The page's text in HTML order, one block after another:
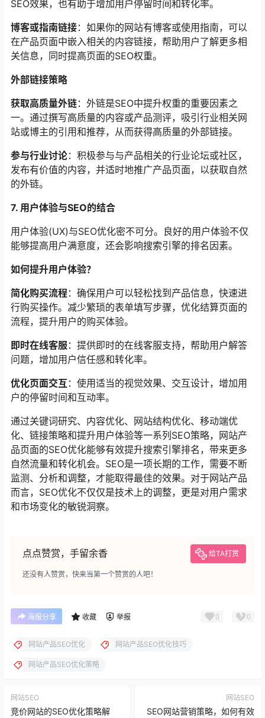
SEO效果，也有助于增加用户停留时间和转化率。
博客或指南链接：如果你的网站有博客或使用指南，可以
在产品页面中嵌入相关的内容链接，帮助用户了解更多相
关信息，同时提高页面的SEO权重。
外部链接策略
获取高质量外链：外链是SEO中提升权重的重要因素之
一。通过撰写高质量的内容或产品测评，吸引行业相关网
站或博主的引用和推荐，从而获得高质量的外部链接。
参与行业讨论：积极参与与产品相关的行业论坛或社区，
发布有价值的内容，并适时地推广产品页面，以获取自然
的外链。
7. 用户体验与SEO的结合
用户体验(UX)与SEO优化密不可分。良好的用户体验不仅
能够提高用户满意度，还会影响搜索引擎的排名因素。
如何提升用户体验？
简化购买流程：确保用户可以轻松找到产品信息，快速进
行购买操作。减少繁琐的表单填写步骤，优化结算页面的
流程，提升用户的购买体验。
即时在线客服：提供即时的在线客服支持，帮助用户解答
问题，增加用户信任感和转化率。
优化页面交互 ：使用适当的视觉效果、交互设计，增加用
户的停留时间和互动率。
通过关键词研究、内容优化、网站结构优化、移动端优
化、链接策略和提升用户体验等一系列SEO策略，网站产
品页面的SEO优化能够有效提升搜索引擎排名，带来更多
自然流量和转化机会。SEO是一项长期的工作，需要不断
监测、分析和调整，才能取得最佳的效果。对于网站产品
而言，SEO优化不仅仅是技术上的调整，更是对用户需求
和市场变化的敏锐洞察。
点点赞赏，手留余香 给TA打赏
还没有人赞赏，快来当第一个赞赏的人吧！
海报分享 收藏 举报 0 0
网站产品SEO优化 网站产品SEO优化技巧
网站产品SEO优化策略
网站SEO
竞价网站的SEO优化策略解
网站SEO
SEO网站营销策略，如何有效